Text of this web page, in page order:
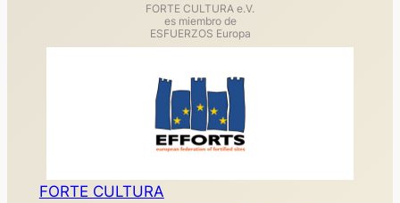
FORTE CULTURA e.V.
es miembro de
ESFUERZOS Europa
FORTE CULTURA